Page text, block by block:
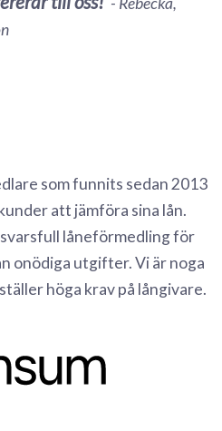
som funnits sedan 2013
att jämföra sina lån.
låneförmedling för
onödiga utgifter. Vi är noga
höga krav på långivare.